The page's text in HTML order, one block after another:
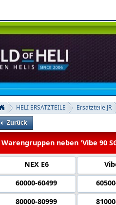
HELI ERSATZTEILE
Ersatzteile JR
Zurück
Warengruppen neben 'Vibe 90
NEX E6
60000-60499
80000-80999